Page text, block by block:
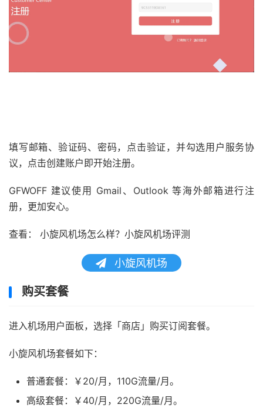
填写邮箱、验证码、密码，点击验证，并勾选用户服务协
议，点击创建账户即开始注册。
GFWOFF 建议使用 Gmail、Outlook 等海外邮箱进行注
册，更加安心。
查看： 小旋风机场怎么样？小旋风机场评测
小旋风机场
购买套餐
进入机场用户面板，选择「商店」购买订阅套餐。
小旋风机场套餐如下：
普通套餐：￥20/月，110G流量/月。
高级套餐：￥40/月，220G流量/月。